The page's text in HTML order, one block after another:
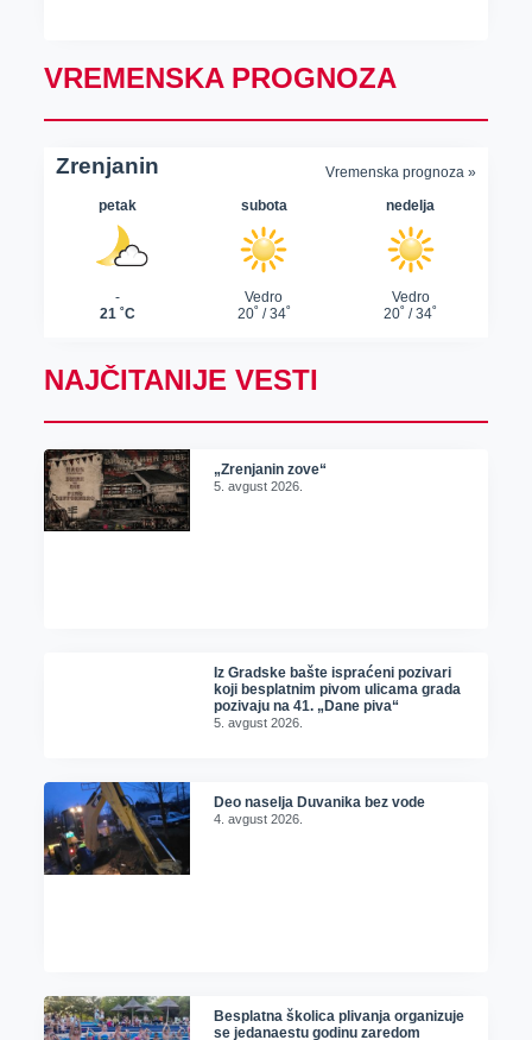
VREMENSKA PROGNOZA
NAJČITANIJE VESTI
„Zrenjanin zove“
5. avgust 2026.
Iz Gradske bašte ispraćeni pozivari
koji besplatnim pivom ulicama grada
pozivaju na 41. „Dane piva“
5. avgust 2026.
Deo naselja Duvanika bez vode
4. avgust 2026.
Besplatna školica plivanja organizuje
se jedanaestu godinu zaredom